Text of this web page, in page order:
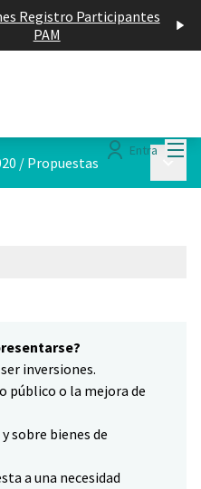
Registro Participantes
PAM
Entra
/ Propuestas
inversiones.
público o la mejora de
sobre bienes de
a una necesidad